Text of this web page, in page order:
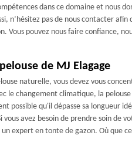
dans ce domaine et nous
n’hésitez pas de nous contacter afin
Vous pouvez nous faire confiance,
de MJ Elagage
naturelle, vous devez vous
le changement climatique, la
possible qu'il dépasse sa longueur
avez besoin de prendre soin de
expert en tonte de gazon. Où que